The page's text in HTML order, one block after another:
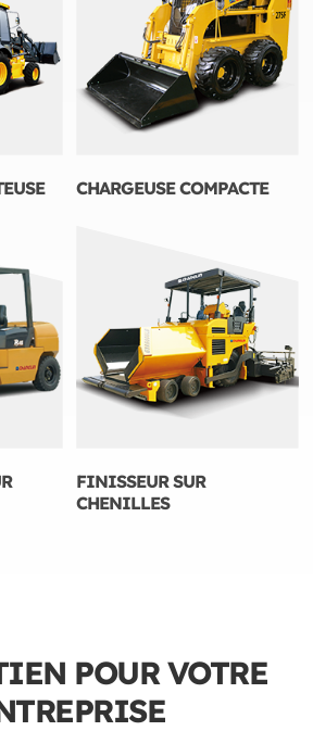
CHARGEUSE COMPACTE
FINISSEUR SUR
CHENILLES
POUR VOTRE